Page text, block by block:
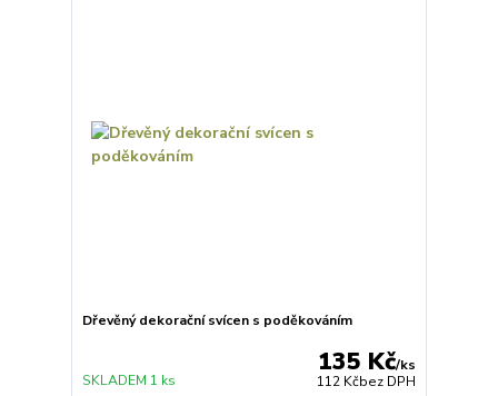
Dřevěný dekorační svícen s poděkováním
135 Kč/ks
112 Kčbez DPH
SKLADEM 1 ks